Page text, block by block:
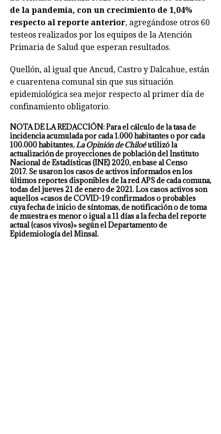
de la pandemia, con un crecimiento de 1,04%
respecto al reporte anterior, agregándose otros 60
testeos realizados por los equipos de la Atención
Primaria de Salud que esperan resultados.
Quellón, al igual que Ancud, Castro y Dalcahue, están
e cuarentena comunal sin que sus situación
epidemiológica sea mejor respecto al primer día de
confinamiento obligatorio.
NOTA DE LA REDACCIÓN:Para el cálculo de la tasa de
incidencia acumulada por cada 1.000 habitantes o por cada
100.000 habitantes,La Opinión de Chiloéutilizó la
actualización de proyecciones de población del Instituto
Nacional de Estadísticas (INE) 2020, en base al Censo
2017. Se usaron los casos de activos informados en los
últimos reportes disponibles de la red APS de cada comuna,
todas del jueves 21 de enero de 2021.Los casos activos son
aquellos «casos de COVID-19 confirmados o probables
cuya fecha de inicio de síntomas, de notificación o de toma
de muestra es menor o igual a 11 días a la fecha del reporte
actual (casos vivos)» según el Departamento de
Epidemiología del Minsal.